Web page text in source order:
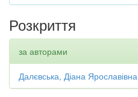
Розкриття
за авторами
Далєвська, Діана Ярославівна